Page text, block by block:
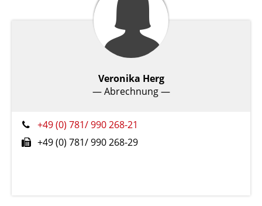
Veronika Herg
— Abrechnung —
+49 (0) 781/ 990 268-21
+49 (0) 781/ 990 268-29